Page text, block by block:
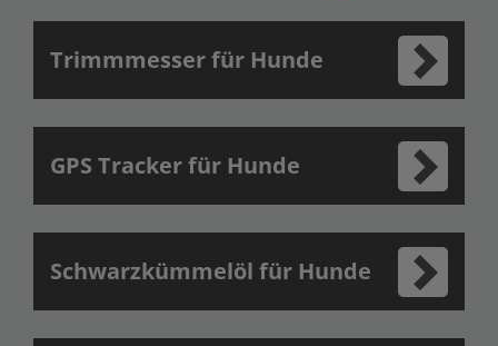
Trimmmesser für Hunde
GPS Tracker für Hunde
Schwarzkümmelöl für Hunde